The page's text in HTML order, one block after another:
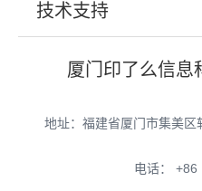
技术支持
厦门印了么信息
地址：福建省厦门市集美
电话： +86